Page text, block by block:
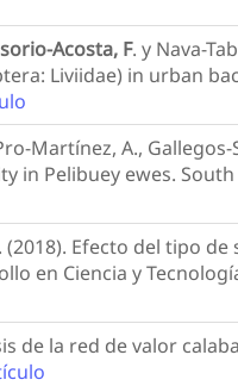
Acosta, F. y Nava-
Liviidae) in urban
Martínez, A., Gallegos-
in Pelibuey ewes.
(2018). Efecto del tipo
en Ciencia y
de la red de valor